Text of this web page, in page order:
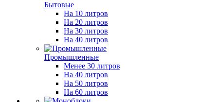
Бытовые
На 10 литров
На 20 литров
На 30 литров
На 40 литров
Промышленные
Менее 30 литров
На 40 литров
На 50 литров
На 60 литров